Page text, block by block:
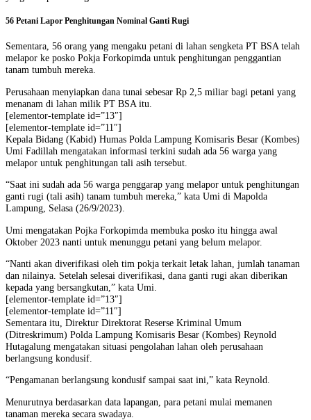
56 Petani Lapor Penghitungan Nominal Ganti Rugi
Sementara, 56 orang yang mengaku petani di lahan sengketa PT BSA telah
melapor ke posko Pokja Forkopimda untuk penghitungan penggantian
tanam tumbuh mereka.
Perusahaan menyiapkan dana tunai sebesar Rp 2,5 miliar bagi petani yang
menanam di lahan milik PT BSA itu.
[elementor-template id=”13″]
[elementor-template id=”11″]
Kepala Bidang (Kabid) Humas Polda Lampung Komisaris Besar (Kombes)
Umi Fadillah mengatakan informasi terkini sudah ada 56 warga yang
melapor untuk penghitungan tali asih tersebut.
“Saat ini sudah ada 56 warga penggarap yang melapor untuk penghitungan
ganti rugi (tali asih) tanam tumbuh mereka,” kata Umi di Mapolda
Lampung, Selasa (26/9/2023).
Umi mengatakan Pojka Forkopimda membuka posko itu hingga awal
Oktober 2023 nanti untuk menunggu petani yang belum melapor.
“Nanti akan diverifikasi oleh tim pokja terkait letak lahan, jumlah tanaman
dan nilainya. Setelah selesai diverifikasi, dana ganti rugi akan diberikan
kepada yang bersangkutan,” kata Umi.
[elementor-template id=”13″]
[elementor-template id=”11″]
Sementara itu, Direktur Direktorat Reserse Kriminal Umum
(Ditreskrimum) Polda Lampung Komisaris Besar (Kombes) Reynold
Hutagalung mengatakan situasi pengolahan lahan oleh perusahaan
berlangsung kondusif.
“Pengamanan berlangsung kondusif sampai saat ini,” kata Reynold.
Menurutnya berdasarkan data lapangan, para petani mulai memanen
tanaman mereka secara swadaya.